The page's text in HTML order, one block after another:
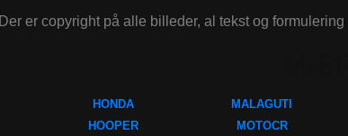
Der er copyright på alle billeder, al tekst og
HONDA
HOOPER
MALAGUTI
MOTOCR